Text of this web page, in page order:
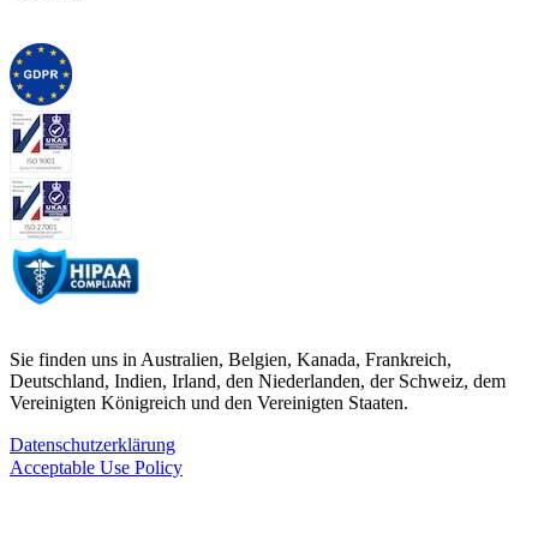
Sie finden uns in Australien, Belgien, Kanada, Frankreich,
Deutschland, Indien, Irland, den Niederlanden, der Schweiz, dem
Vereinigten Königreich und den Vereinigten Staaten.
Datenschutzerklärung
Acceptable Use Policy